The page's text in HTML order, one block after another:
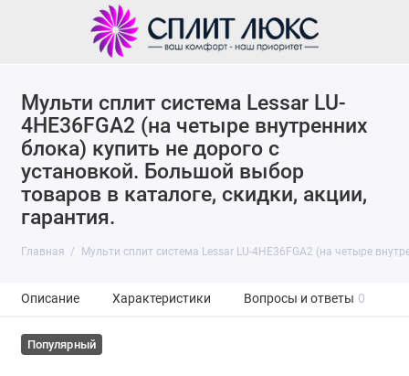
Мульти сплит система Lessar LU-
4HE36FGA2 (на четыре внутренних
блока) купить не дорого с
установкой. Большой выбор
товаров в каталоге, скидки, акции,
гарантия.
Главная Мульти сплит система Lessar LU-4HE36FGA2 (на четыре
Описание Характеристики Вопросы и ответы 0
Популярный